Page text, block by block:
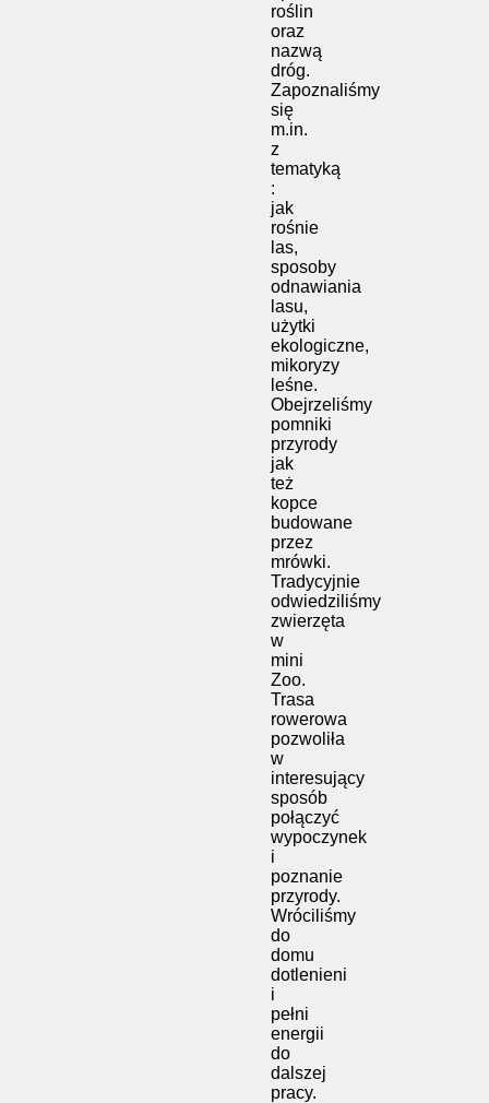
roślin
oraz
nazwą
dróg.
Zapoznaliśmy
się
m.in.
z
tematyką
:
jak
rośnie
las,
sposoby
odnawiania
lasu,
użytki
ekologiczne,
mikoryzy
leśne.
Obejrzeliśmy
pomniki
przyrody
jak
też
kopce
budowane
przez
mrówki.
Tradycyjnie
odwiedziliśmy
zwierzęta
w
mini
Zoo.
Trasa
rowerowa
pozwoliła
w
interesujący
sposób
połączyć
wypoczynek
i
poznanie
przyrody.
Wróciliśmy
do
domu
dotlenieni
i
pełni
energii
do
dalszej
pracy.